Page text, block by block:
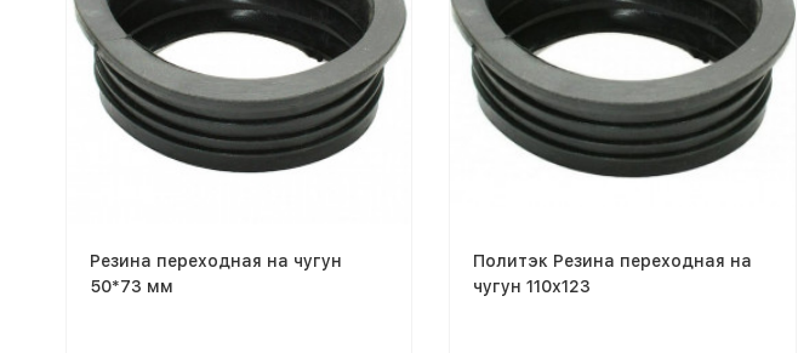
Резина переходная на чугун
50*73 мм
Политэк Резина переходная на
чугун 110х123